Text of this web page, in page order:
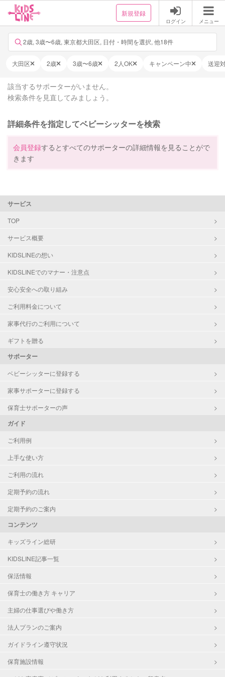
新規登録
ログイン メニュー
2歳, 3歳〜6歳, 東京都大田区, 日付・時間を選択, 他18件
大田区 2歳 3歳〜6歳 2人OK キャンペーン中 送迎
該当するサポーターがいません。
検索条件を見直してみましょう。
詳細条件を指定してベビーシッターを検索
会員登録するとすべてのサポーターの詳細情報を見ることがで
きます
サービス
TOP
サービス概要
KIDSLINEの想い
KIDSLINEでのマナー・注意点
安心安全への取り組み
ご利用料金について
家事代行のご利用について
ギフトを贈る
サポーター
ベビーシッターに登録する
家事サポーターに登録する
保育士サポーターの声
ガイド
ご利用例
上手な使い方
ご利用の流れ
定期予約の流れ
定期予約のご案内
コンテンツ
キッズライン総研
KIDSLINE記事一覧
保活情報
保育士の働き方 キャリア
主婦の仕事選びや働き方
法人プランのご案内
ガイドライン遵守状況
保育施設情報